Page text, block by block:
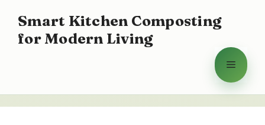
contenido
Smart Kitchen Composting
for Modern Living
Menú